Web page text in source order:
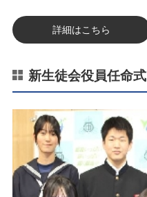
詳細はこちら
新生徒会役員任命式